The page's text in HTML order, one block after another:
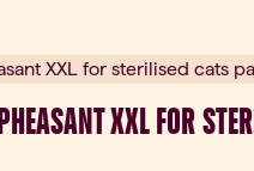
XXL FOR